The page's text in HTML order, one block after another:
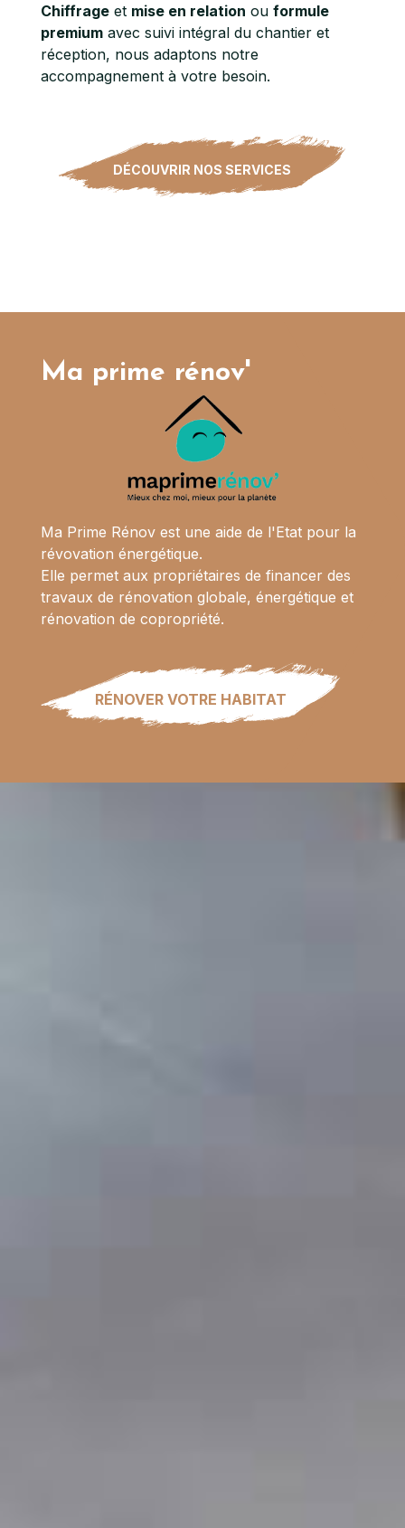
Chiffrageet mise en relation ou formule
premiumavec suivi intégral du chantier et
réception, nous adaptons notre
accompagnement à votre besoin.
DÉCOUVRIR NOS SERVICES
Ma prime rénov'
Ma Prime Rénov est une aide de l'Etat pour la
révovation énergétique.
Elle permet aux propriétaires de financer des
travaux de rénovation globale, énergétique et
rénovation de copropriété.
RÉNOVER VOTRE HABITAT